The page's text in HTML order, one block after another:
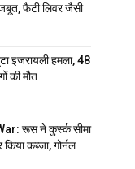
फैटी लिवर जैसी
इजरायली हमला, 48
की मौत
रूस ने कुर्स्क सीमा
कब्जा, गोर्नल